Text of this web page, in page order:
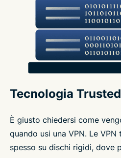
Tecnologia
È giusto chiedersi come
quando usi una VPN. Le
spesso su dischi rigidi, dove